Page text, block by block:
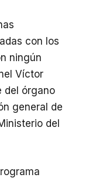
con los
ningún
Víctor
del órgano
general de
del